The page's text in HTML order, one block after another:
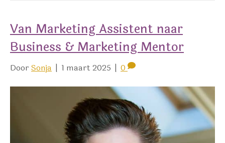
Van Marketing Assistent naar
Business & Marketing Mentor
Door Sonja | 1 maart 2025 | 0